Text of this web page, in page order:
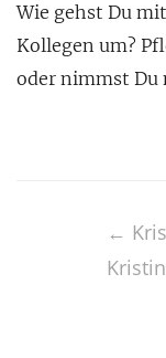
Wie gehst Du
Kollegen um?
oder nimmst Du
navigation
←